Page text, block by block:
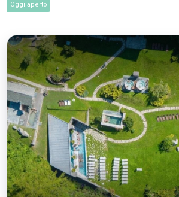
Oggi aperto